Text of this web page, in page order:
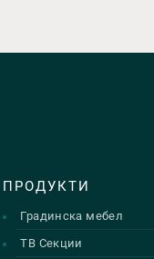
ПРОДУКТИ
Градинска мебел
ТВ Секции